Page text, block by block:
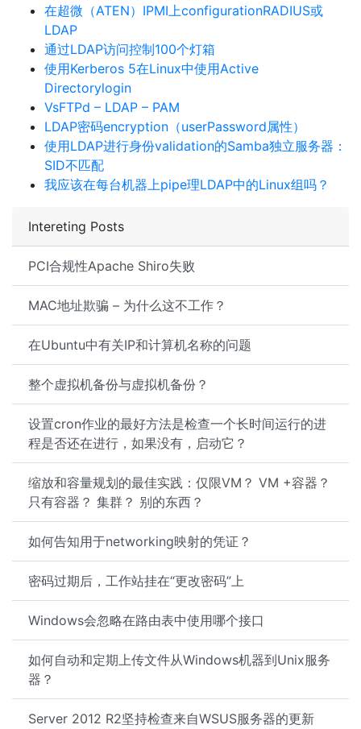
Intereting Posts
PCI合规性Apache Shiro失败
MAC地址欺骗 – 为什么这不工作？
在Ubuntu中有关IP和计算机名称的问题
整个虚拟机备份与虚拟机备份？
设置cron作业的最好方法是检查一个长时间运行的进
程是否还在进行，如果没有，启动它？
缩放和容量规划的最佳实践：仅限VM？ VM +容器？
只有容器？ 集群？ 别的东西？
如何告知用于networking映射的凭证？
密码过期后，工作站挂在“更改密码”上
Windows会忽略在路由表中使用哪个接口
如何自动和定期上传文件从Windows机器到Unix服务
器？
Server 2012 R2坚持检查来自WSUS服务器的更新
在超微（ATEN）IPMI上configurationRADIUS或
LDAP
通过LDAP访问控制100个灯箱
使用Kerberos 5在Linux中使用Active
Directorylogin
VsFTPd – LDAP – PAM
LDAP密码encryption（userPassword属性）
使用LDAP进行身份validation的Samba独立服务器：
SID不匹配
我应该在每台机器上pipe理LDAP中的Linux组吗？